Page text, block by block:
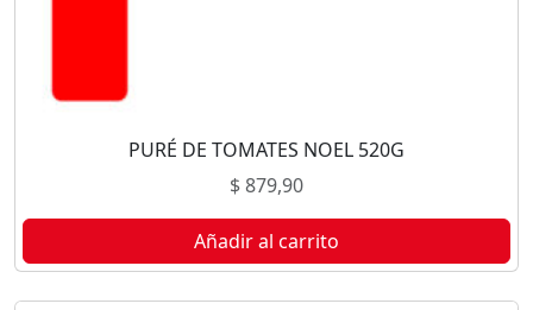
PURÉ DE TOMATES NOEL 520G
$879,90
Añadir al carrito